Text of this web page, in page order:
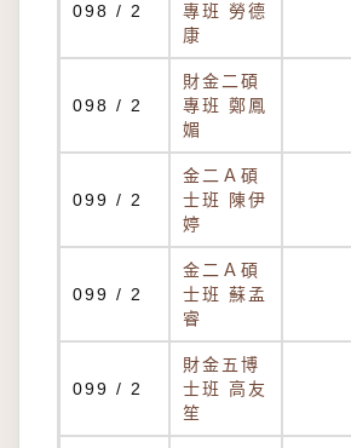
098 / 2
專班 勞德
康
098 / 2
財金二碩
專班 鄭鳳
媚
099 / 2
金二Ａ碩
士班 陳伊
婷
099 / 2
金二Ａ碩
士班 蘇孟
睿
099 / 2
財金五博
士班 高友
笙